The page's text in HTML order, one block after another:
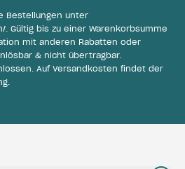
Bestellungen unter
. Gültig bis zu einer Warenkorbsumme
mit anderen Rabatten oder
& nicht übertragbar.
Auf Versandkosten findet der